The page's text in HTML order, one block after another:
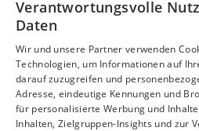
Unterschieden, Aktivitäten und
Alle Infos zur besten
Verantwortungsvolle
Daten
Wir und unsere Partner verwenden
Technologien, um Informationen auf
darauf zuzugreifen und
Adresse, eindeutige Kennungen und
für personalisierte Werbung und
Inhalten, Zielgruppen-Insights und zur